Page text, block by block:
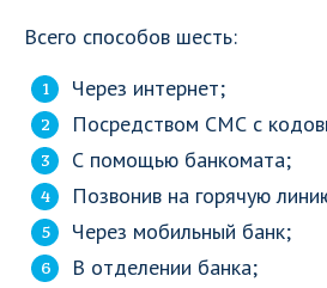
Всего способов шесть:
Через интернет;
Посредством СМС с
С помощью банкомата;
Позвонив на горячую
Через мобильный банк;
В отделении банка;